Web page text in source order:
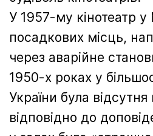
У 1957-му кінотеатр у
посадкових місць,
через аварійне
1950-х роках у
України була відсутня
відповідно до